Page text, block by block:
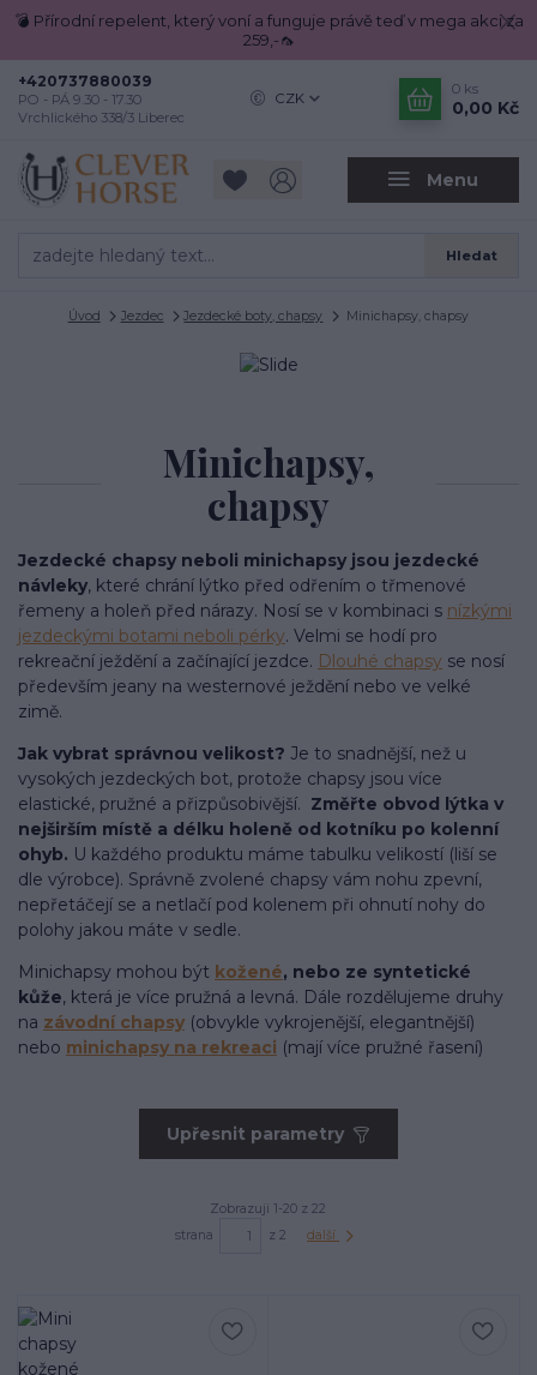
💣 Přírodní repelent, který voní a funguje právě teď v mega akci za
259,-🦟
Menu
CZK
Hledat
+420737880039
PO - PÁ 9.30 - 17.30
Vrchlického 338/3 Liberec
0 ks
0,00 Kč
Úvod Jezdec Jezdecké boty, chapsy Minichapsy, chapsy
Minichapsy,
chapsy
Jezdecké chapsy neboli minichapsy jsou jezdecké
návleky, které chrání lýtko před odřením o třmenové
řemeny a holeň před nárazy. Nosí se v kombinaci s nízkými
jezdeckými botami neboli pérky. Velmi se hodí pro
rekreační ježdění a začínající jezdce. Dlouhé chapsy se nosí
především jeany na westernové ježdění nebo ve velké
zimě.
Jak vybrat správnou velikost? Je to snadnější, než u
vysokých jezdeckých bot, protože chapsy jsou více
elastické, pružné a přizpůsobivější. Změřte obvod lýtka v
nejširším místě a délku holeně od kotníku po kolenní
ohyb. U každého produktu máme tabulku velikostí (liší se
dle výrobce). Správně zvolené chapsy vám nohu zpevní,
nepřetáčejí se a netlačí pod kolenem při ohnutí nohy do
polohy jakou máte v sedle.
Minichapsy mohou být kožené, nebo ze syntetické
kůže, která je více pružná a levná. Dále rozdělujeme druhy
na závodní chapsy (obvykle vykrojenější, elegantnější)
nebo minichapsy na rekreaci (mají více pružné řasení)
Upřesnit parametry
Zobrazuji 1-20 z 22
strana
z 2 další